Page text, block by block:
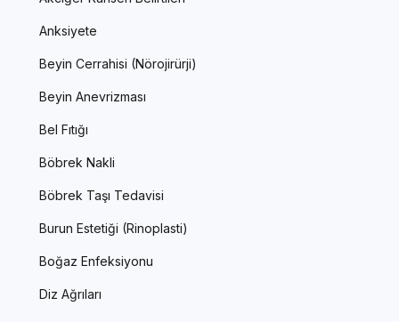
Anksiyete
Beyin Cerrahisi (Nörojirürji)
Beyin Anevrizması
Bel Fıtığı
Böbrek Nakli
Böbrek Taşı Tedavisi
Burun Estetiği (Rinoplasti)
Boğaz Enfeksiyonu
Diz Ağrıları